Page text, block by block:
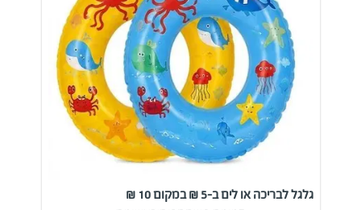
גלגל לבריכה או לים ב-5 ₪ במקום 10 ₪